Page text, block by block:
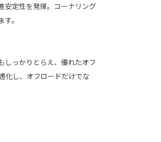
安定性を発揮。コーナリング
。
しっかりとらえ、優れたオフ
化し、オフロードだけでな